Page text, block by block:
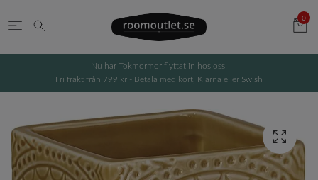
0
Nu har Tokmormor flyttat in hos oss!
Fri frakt från 799 kr - Betala med kort, Klarna eller Swish